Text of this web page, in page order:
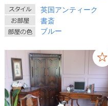
英国アンティーク
書斎
ブルー